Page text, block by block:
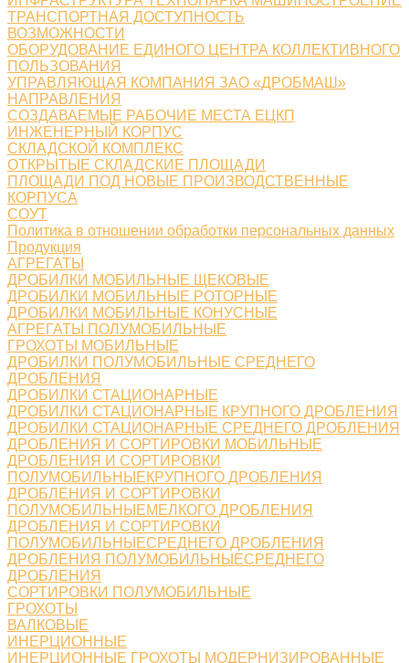
ТРАНСПОРТНАЯ ДОСТУПНОСТЬ
ВОЗМОЖНОСТИ
ОБОРУДОВАНИЕ ЕДИНОГО ЦЕНТРА КОЛЛЕКТИВНОГО
ПОЛЬЗОВАНИЯ
УПРАВЛЯЮЩАЯ КОМПАНИЯ ЗАО «ДРОБМАШ»
НАПРАВЛЕНИЯ
СОЗДАВАЕМЫЕ РАБОЧИЕ МЕСТА ЕЦКП
ИНЖЕНЕРНЫЙ КОРПУС
СКЛАДСКОЙ КОМПЛЕКС
ОТКРЫТЫЕ СКЛАДСКИЕ ПЛОЩАДИ
ПЛОЩАДИ ПОД НОВЫЕ ПРОИЗВОДСТВЕННЫЕ
КОРПУСА
СОУТ
Политика в отношении обработки персональных данных
Продукция
АГРЕГАТЫ
ДРОБИЛКИ МОБИЛЬНЫЕ ЩЕКОВЫЕ
ДРОБИЛКИ МОБИЛЬНЫЕ РОТОРНЫЕ
ДРОБИЛКИ МОБИЛЬНЫЕ КОНУСНЫЕ
АГРЕГАТЫ ПОЛУМОБИЛЬНЫЕ
ГРОХОТЫ МОБИЛЬНЫЕ
ДРОБИЛКИ ПОЛУМОБИЛЬНЫЕ СРЕДНЕГО
ДРОБЛЕНИЯ
ДРОБИЛКИ СТАЦИОНАРНЫЕ
ДРОБИЛКИ СТАЦИОНАРНЫЕ КРУПНОГО ДРОБЛЕНИЯ
ДРОБИЛКИ СТАЦИОНАРНЫЕ СРЕДНЕГО ДРОБЛЕНИЯ
ДРОБЛЕНИЯ И СОРТИРОВКИ МОБИЛЬНЫЕ
ДРОБЛЕНИЯ И СОРТИРОВКИ
ПОЛУМОБИЛЬНЫЕКРУПНОГО ДРОБЛЕНИЯ
ДРОБЛЕНИЯ И СОРТИРОВКИ
ПОЛУМОБИЛЬНЫЕМЕЛКОГО ДРОБЛЕНИЯ
ДРОБЛЕНИЯ И СОРТИРОВКИ
ПОЛУМОБИЛЬНЫЕСРЕДНЕГО ДРОБЛЕНИЯ
ДРОБЛЕНИЯ ПОЛУМОБИЛЬНЫЕСРЕДНЕГО
ДРОБЛЕНИЯ
СОРТИРОВКИ ПОЛУМОБИЛЬНЫЕ
ГРОХОТЫ
ВАЛКОВЫЕ
ИНЕРЦИОННЫЕ
ИНЕРЦИОННЫЕ ГРОХОТЫ МОДЕРНИЗИРОВАННЫЕ